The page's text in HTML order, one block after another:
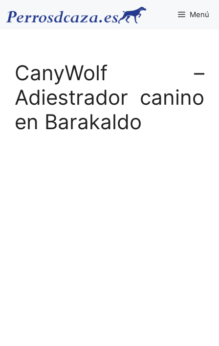
Menú
CanyWolf –
Adiestrador canino
en Barakaldo